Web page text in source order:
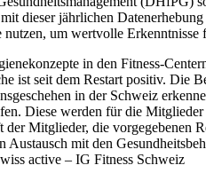
dieser jährlichen
um wertvolle
in den Fitness-
ist seit dem Restart positiv. Die
in der Schweiz
Diese werden für die
Mitglieder, die vorgegebenen
Austausch mit den
active – IG Fitness Schweiz